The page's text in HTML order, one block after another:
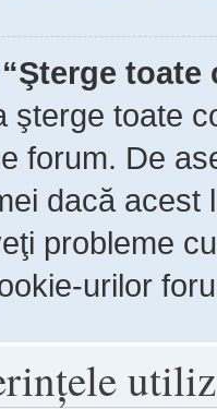
şterge toate
forum. De
dacă
probleme
urilor